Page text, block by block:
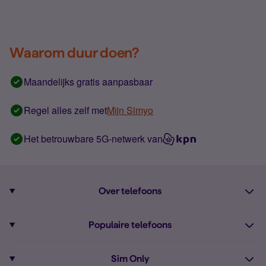
Waarom duur doen?
Maandelijks gratis aanpasbaar
Regel alles zelf metMijn Simyo
Het betrouwbare 5G-netwerk van
Over telefoons
Alle telefoons
Populaire telefoons
Sim Only